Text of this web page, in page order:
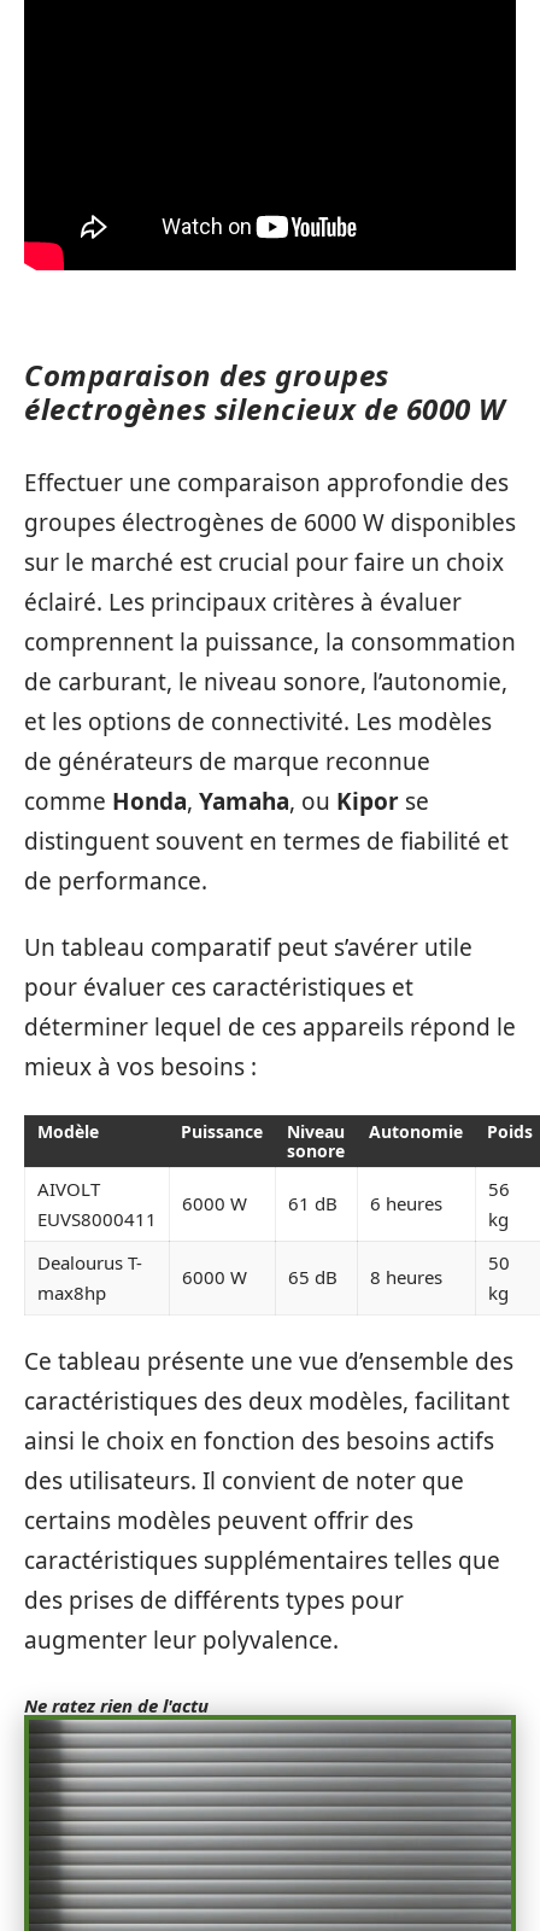
Comparaison des groupes
électrogènes silencieux de 6000 W
Effectuer une comparaison approfondie des
groupes électrogènes de 6000 W disponibles
sur le marché est crucial pour faire un choix
éclairé. Les principaux critères à évaluer
comprennent la puissance, la consommation
de carburant, le niveau sonore, l’autonomie,
et les options de connectivité. Les modèles
de générateurs de marque reconnue
comme Honda, Yamaha, ou Kipor se
distinguent souvent en termes de fiabilité et
de performance.
Un tableau comparatif peut s’avérer utile
pour évaluer ces caractéristiques et
déterminer lequel de ces appareils répond le
mieux à vos besoins :
Modèle Puissance
Niveau
sonore
Autonomie Poids
AIVOLT
EUVS8000411
6000 W 61 dB 6 heures
56
kg
Dealourus T-
max8hp
6000 W 65 dB 8 heures
50
kg
Ce tableau présente une vue d’ensemble des
caractéristiques des deux modèles, facilitant
ainsi le choix en fonction des besoins actifs
des utilisateurs. Il convient de noter que
certains modèles peuvent offrir des
caractéristiques supplémentaires telles que
des prises de différents types pour
augmenter leur polyvalence.
Ne ratez rien de l'actu